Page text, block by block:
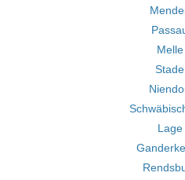
Melle
Stade
Lage